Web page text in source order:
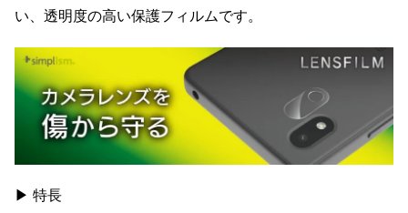
い、透明度の高い保護フィルムです。
▶ 特長